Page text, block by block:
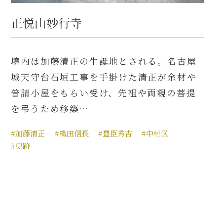
正悦山妙行寺
境内は加藤清正の生誕地とされる。名古屋
城天守台石垣工事を手掛けた清正が余材や
普請小屋をもらい受け、先祖や両親の菩提
を弔うため移築…
#加藤清正 #織田信長 #豊臣秀吉
#中村区
#史跡